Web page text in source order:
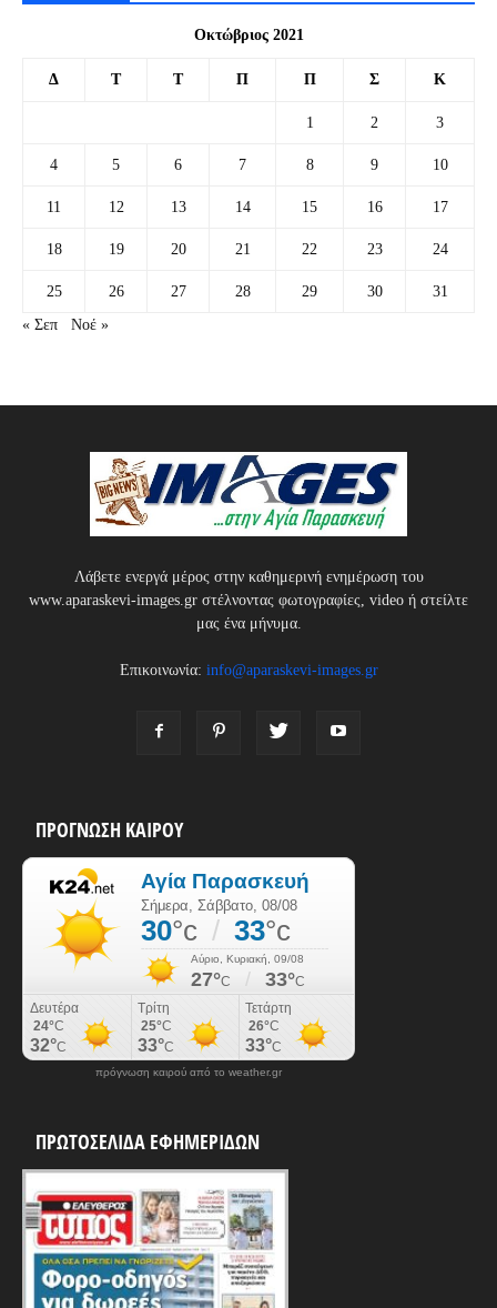
Οκτώβριος 2021
Δ Τ Τ Π Π Σ Κ
1 2 3
4 5 6 7 8 9 10
11 12 13 14 15 16 17
18 19 20 21 22 23 24
25 26 27 28 29 30
31
« Σεπ
Νοέ »
Λάβετε ενεργά μέρος στην καθημερινή ενημέρωση του
www.aparaskevi-images.gr στέλνοντας φωτογραφίες, video ή στείλτε
μας ένα μήνυμα.
Επικοινωνία: info@aparaskevi-images.gr
ΠΡΟΓΝΩΣΗ ΚΑΙΡΟΥ
πρόγνωση καιρού από το weather.gr
ΠΡΩΤΟΣΕΛΙΔΑ ΕΦΗΜΕΡΙΔΩΝ